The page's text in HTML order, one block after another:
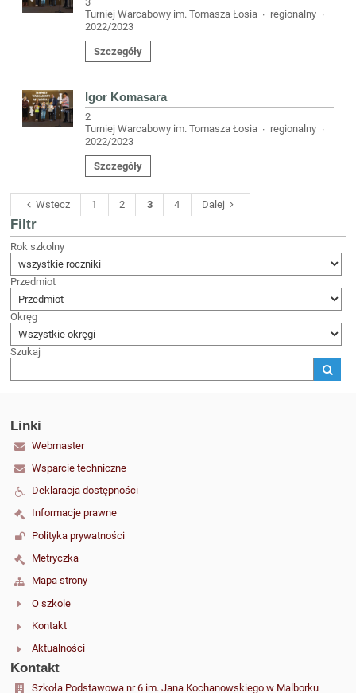
Turniej Warcabowy im. Tomasza Łosia · regionalny ·
2022/2023
Szczegóły
Igor Komasara
2
Turniej Warcabowy im. Tomasza Łosia · regionalny ·
2022/2023
Szczegóły
Wstecz 1 2 3 4 Dalej
Filtr
Rok szkolny
Przedmiot
Okręg
Szukaj
Linki
Webmaster
Wsparcie techniczne
Deklaracja dostępności
Informacje prawne
Polityka prywatności
Metryczka
Mapa strony
O szkole
Kontakt
Aktualności
Kontakt
Szkoła Podstawowa nr 6 im. Jana Kochanowskiego w Malborku